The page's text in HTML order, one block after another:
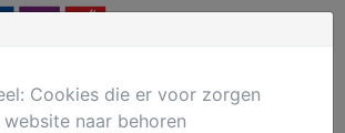
Plaats gratis advertentie